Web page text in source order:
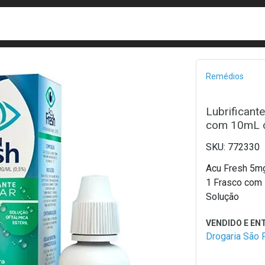
Remédios
com 10mL
772330
Acu Fresh
1 Frasco
Solução
Drogaria São